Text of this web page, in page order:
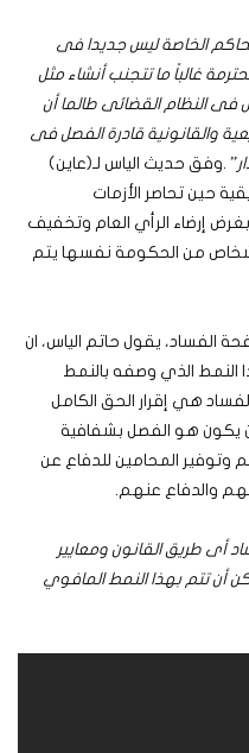
الخاصة ليس جديدا فى
غالباً ما تتجنب أنشاء مثل
فى النظام القضائى طالما أن
والقانونية قادرة الفصل فى
” .وفق حديث الياس لـ(عاين)
حين تحاصر الأزمات
بغرض إرضاء الرأي العام وتخفيف
من الحكومة نفسها يتم
الفساد، يقول حاتم الياس، ان
النمط الذي وصفه بالنمط
هي إقرار الحق الكامل
يكون هو الفصل بشفافية
وتوفير المحامين للدفاع عن
والدفاع عنهم.
أى طريق القانون ومعايير
أن تتم بهذا النمط المافوي